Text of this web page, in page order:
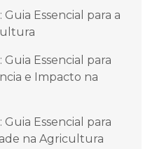
Essencial para a
Essencial para
e Impacto na
Essencial para
na Agricultura